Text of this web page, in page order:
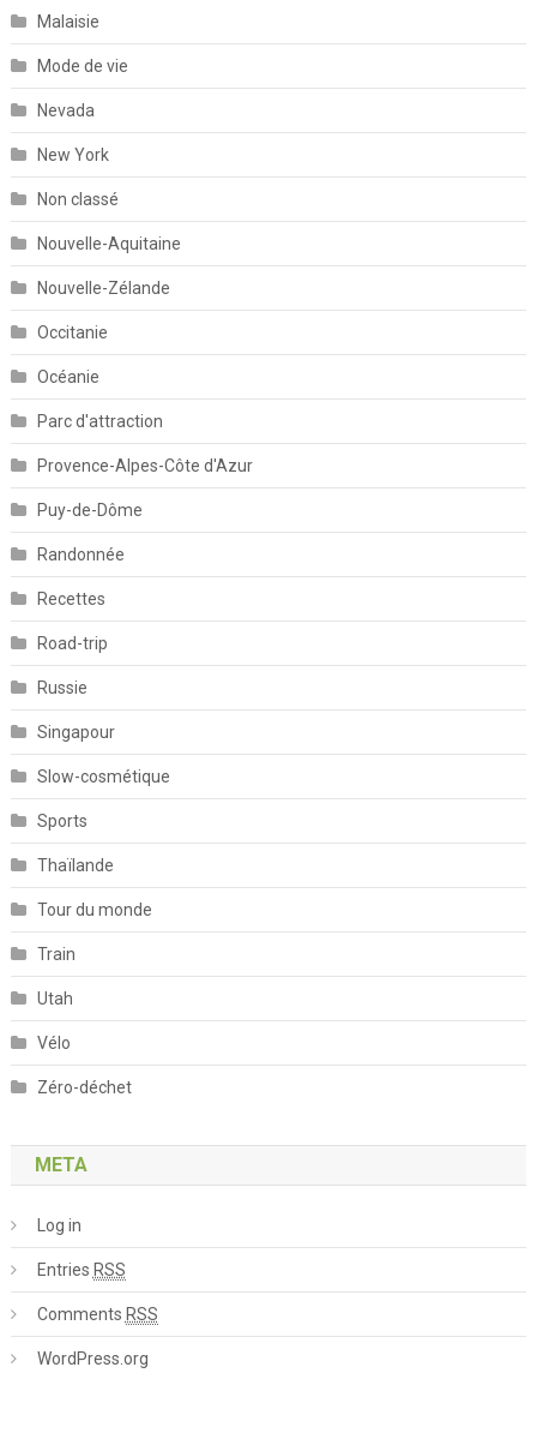
Malaisie
Mode de vie
Nevada
New York
Non classé
Nouvelle-Aquitaine
Nouvelle-Zélande
Occitanie
Océanie
Parc d'attraction
Provence-Alpes-Côte d'Azur
Puy-de-Dôme
Randonnée
Recettes
Road-trip
Russie
Singapour
Slow-cosmétique
Sports
Thaïlande
Tour du monde
Train
Utah
Vélo
Zéro-déchet
META
Log in
Entries RSS
Comments RSS
WordPress.org